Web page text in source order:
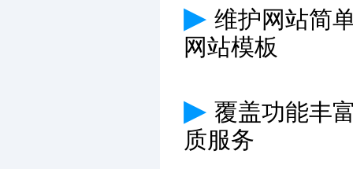
▶ 维护网站简
网站模板
▶ 覆盖功能丰
质服务